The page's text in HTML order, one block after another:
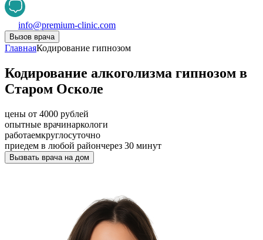
info@premium-clinic.com
Вызов врача
ГлавнаяКодирование гипнозом
Кодирование алкоголизма гипнозом в
Старом Осколе
цены от 4000 рублей
опытные врачинаркологи
работаемкруглосуточно
приедем в любой райончерез 30 минут
Вызвать врача на дом